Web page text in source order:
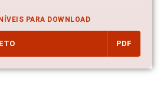
PARA DOWNLOAD
PDF